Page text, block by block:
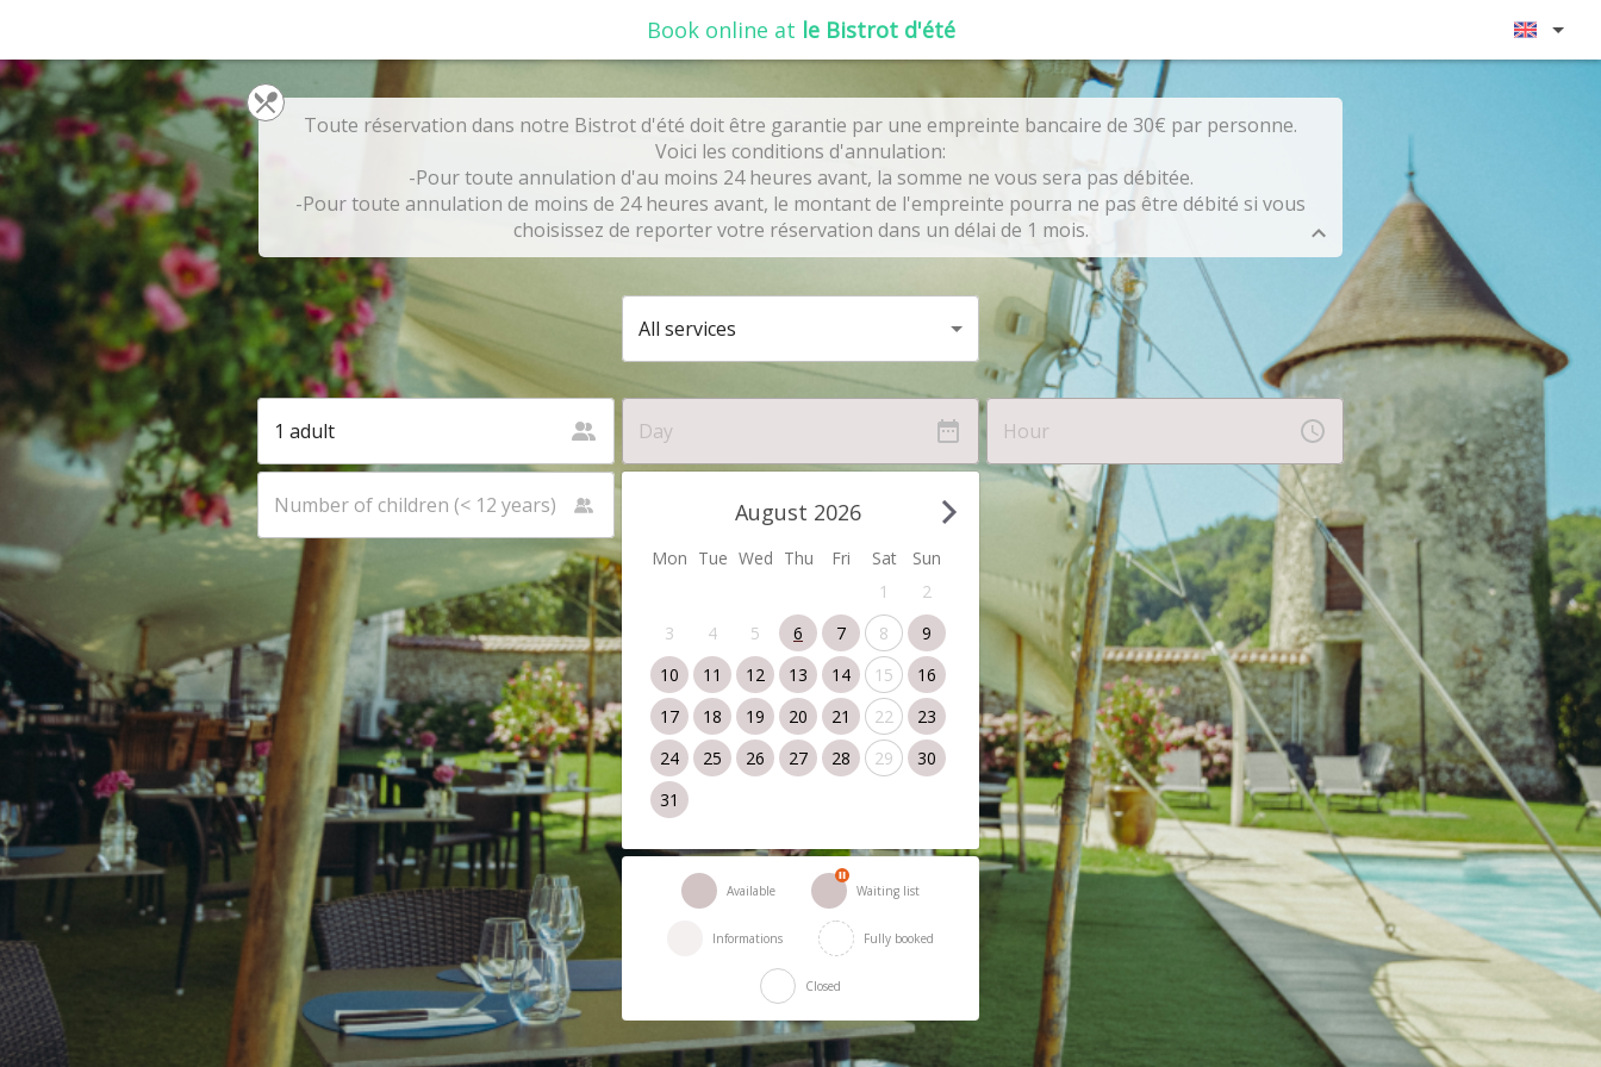
Book online at le Bistrot d'été
Toute réservation dans notre Bistrot d'été doit être garantie par une empreinte bancaire de 30€ par personne.
Voici les conditions d'annulation:
-Pour toute annulation d'au moins 24 heures avant, la somme ne vous sera pas débitée.
-Pour toute annulation de moins de 24 heures avant, le montant de l'empreinte pourra ne pas être débité si vous
choisissez de reporter votre réservation dans un délai de 1 mois.
All services
Mon Tue Wed Thu Fri Sat Sun
August 2026
1
2
3
4 5 6 7 8
9
10
11 12 13 14 15
16
17
18 19 20 21 22
23
24
25 26 27 28 29
30
31
Available Waiting list
Informations Fully booked
Closed